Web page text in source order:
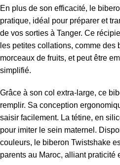
En plus de son efficacité, le
pratique, idéal pour préparer et
de vos sorties à Tanger. Ce
les petites collations, comme
morceaux de fruits, et peut être
simplifié.
Grâce à son col extra-large, ce
remplir. Sa conception
saisir facilement. La tétine, en
pour imiter le sein maternel.
couleurs, le biberon Twistshake
parents au Maroc, alliant praticité